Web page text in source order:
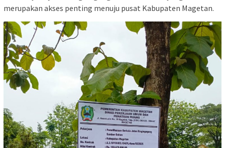
merupakan akses penting menuju pusat Kabupaten Magetan.